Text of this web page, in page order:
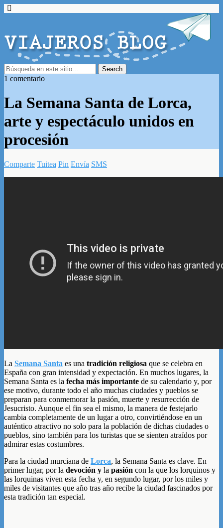
1 comentario
La Semana Santa de Lorca,
arte y espectáculo unidos en
procesión
Comparte Tuitea Pin Envía SMS
La Semana Santa es una tradición religiosa que se celebra en
España con gran intensidad y expectación. En muchos lugares, la
Semana Santa es la fecha más importante de su calendario y, por
ese motivo, durante todo el año muchas ciudades y pueblos se
preparan para conmemorar la pasión, muerte y resurrección de
Jesucristo. Aunque el fin sea el mismo, la manera de festejarlo
cambia completamente de un lugar a otro, convirtiéndose en un
auténtico atractivo no solo para la población de dichas ciudades o
pueblos, sino también para los turistas que se sienten atraídos por
admirar estas costumbres.
Para la ciudad murciana de Lorca, la Semana Santa es clave. En
primer lugar, por la devoción y la pasión con la que los lorquinos y
las lorquinas viven esta fecha y, en segundo lugar, por los miles y
miles de visitantes que año tras año recibe la ciudad fascinados por
esta tradición tan especial.